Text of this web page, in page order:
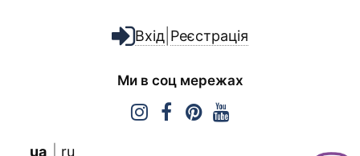
Вхід Реєстрація
Ми в соц мережах
ua ru